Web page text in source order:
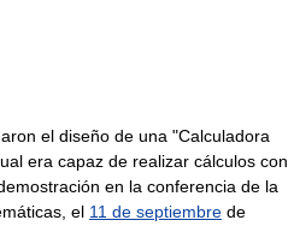
el diseño de una "Calculadora
era capaz de realizar cálculos con
en la conferencia de la
el 11 de septiembre de